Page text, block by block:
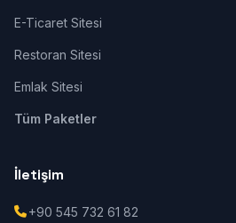
E-Ticaret Sitesi
Restoran Sitesi
Emlak Sitesi
Tüm Paketler
İletişim
+90 545 732 61 82